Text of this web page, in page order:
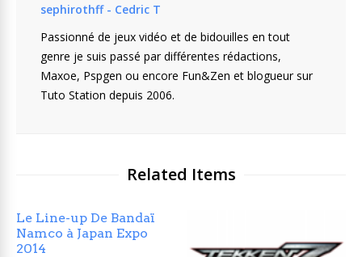
sephirothff - Cedric T
Passionné de jeux vidéo et de bidouilles en tout
genre je suis passé par différentes rédactions,
Maxoe, Pspgen ou encore Fun&Zen et blogueur sur
Tuto Station depuis 2006.
Related Items
Le Line-up De Bandaï
Namco à Japan Expo
2014